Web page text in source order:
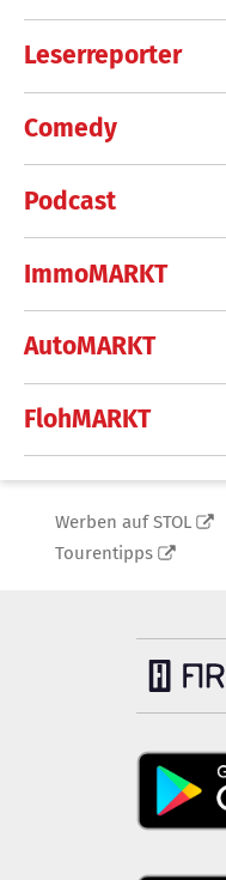
Leserreporter
Comedy
Podcast
ImmoMARKT
AutoMARKT
FlohMARKT
Werben auf STOL
Tourentipps